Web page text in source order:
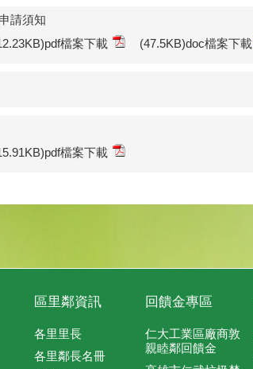
請須知
檔案下載 (47.5KB)doc檔案下載
檔案下載
區里鄰資訊
各里里長
各里鄰長名冊
回饋金專區
仁大工業區廠商敦
親睦鄰回饋金